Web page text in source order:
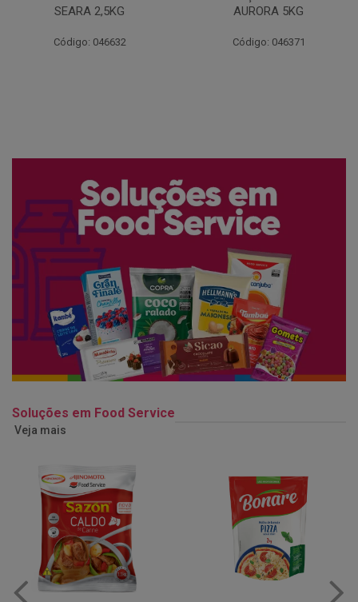
AURORA 5KG
Código: 046371
FATIADO PAKAN 200G
Código: 061522
Soluções em Food Service
Veja mais